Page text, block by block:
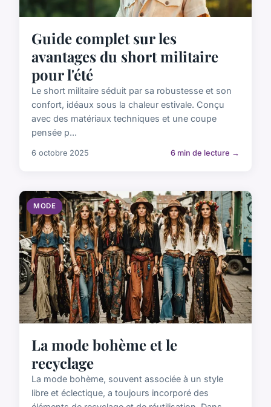
Guide complet sur les
avantages du short militaire
pour l'été
Le short militaire séduit par sa robustesse et son
confort, idéaux sous la chaleur estivale. Conçu
avec des matériaux techniques et une coupe
pensée p...
6 octobre 2025 6 min de lecture →
MODE
La mode bohème et le
recyclage
La mode bohème, souvent associée à un style
libre et éclectique, a toujours incorporé des